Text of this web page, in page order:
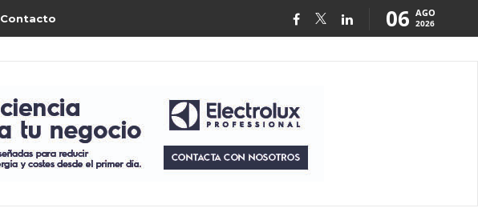
Contacto 06 AGO
2026